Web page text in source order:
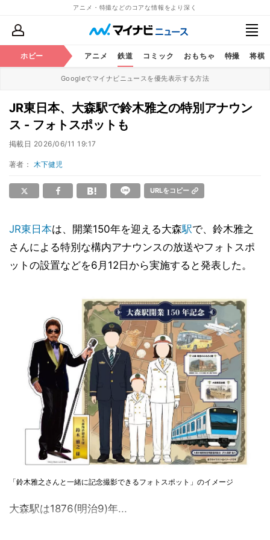
アニメ・特撮などのコアな情報をより深く
ホビー アニメ 鉄道 コミック おもちゃ 特撮 将棋
Googleでマイナビニュースを優先表示する方法
JR東日本、大森駅で鈴木雅之の特別アナウン
ス - フォトスポットも
掲載日 2026/06/11 19:17
著者： 木下健児
URLをコピー
JR東日本は、開業150年を迎える大森駅で、鈴木雅之
さんによる特別な構内アナウンスの放送やフォトスポ
ットの設置などを6月12日から実施すると発表した。
「鈴木雅之さんと一緒に記念撮影できるフォトスポット」のイメージ
大森駅は1876(明治9)年...